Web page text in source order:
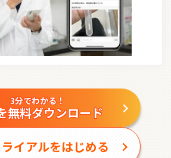
3分でわかる！
無料ダウンロード
イアルをはじめる